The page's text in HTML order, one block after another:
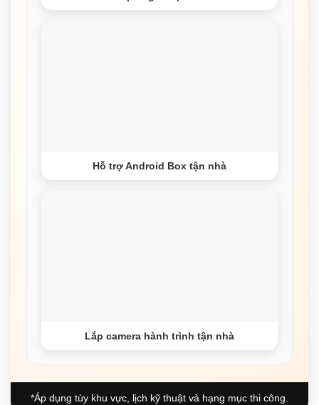
Hỗ trợ Android Box tận nhà
Lắp camera hành trình tận nhà
*Áp dụng tùy khu vực, lịch kỹ thuật và hạng mục thi công.